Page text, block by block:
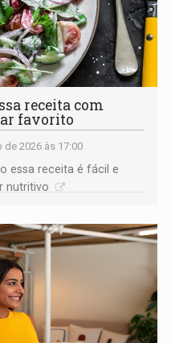
receita com
favorito
de 2026 às 17:00
essa receita é fácil e
nutritivo